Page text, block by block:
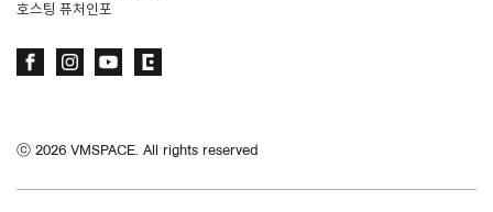
호스팅 퓨처인포
ⓒ 2026 VMSPACE. All rights reserved